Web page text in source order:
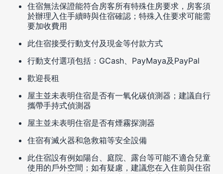
住宿無法保證能符合房客所有特殊住房要求，房客須
於辦理入住手續時與住宿確認；特殊入住要求可能需
要加收費用
此住宿接受行動支付及現金等付款方式
行動支付選項包括：GCash、PayMaya及PayPal
歡迎長租
屋主並未表明住宿是否有一氧化碳偵測器；建議自行
攜帶手持式偵測器
屋主並未表明住宿是否有煙霧探測器
住宿有滅火器和急救箱等安全設備
此住宿設有例如陽台、庭院、露台等可能不適合兒童
使用的戶外空間；如有疑慮，建議您在入住前與住宿